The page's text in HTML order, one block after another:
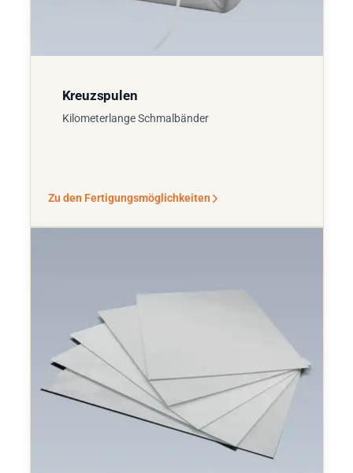
Kreuzspulen
Kilometerlange Schmalbänder
Zu den Fertigungsmöglichkeiten